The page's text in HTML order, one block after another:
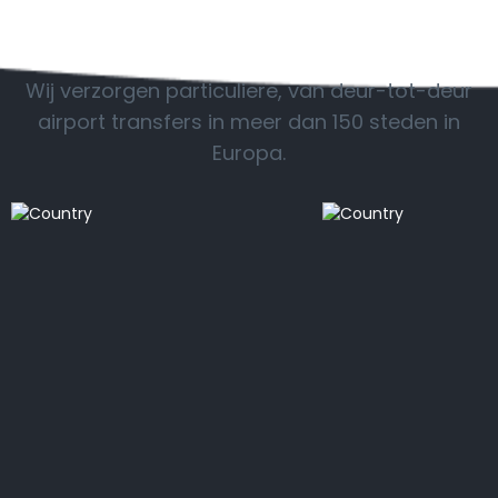
Wij verzorgen particuliere, van deur-tot-deur
airport transfers in meer dan 150 steden in
Europa.